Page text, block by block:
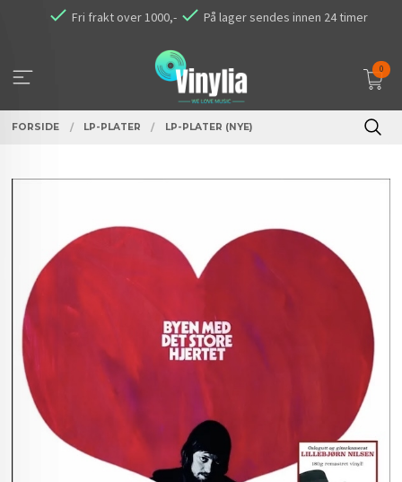
Fri frakt over 1000,- På lager sendes innen 24 timer
0
FORSIDE LP-PLATER LP-PLATER (NYE)